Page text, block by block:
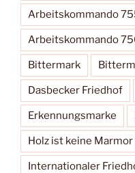
Arbeitskommando
Arbeitskommando
Bittermark
Dasbecker Friedhof
Erkennungsmarke
Holz ist keine Marmor
Internationaler